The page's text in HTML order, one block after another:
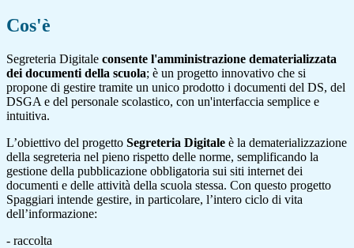
Cos'è
Segreteria Digitale consente l'amministrazione dematerializzata
dei documenti della scuola; è un progetto innovativo che si
propone di gestire tramite un unico prodotto i documenti del DS, del
DSGA e del personale scolastico, con un'interfaccia semplice e
intuitiva.
L’obiettivo del progetto Segreteria Digitale è la dematerializzazione
della segreteria nel pieno rispetto delle norme, semplificando la
gestione della pubblicazione obbligatoria sui siti internet dei
documenti e delle attività della scuola stessa. Con questo progetto
Spaggiari intende gestire, in particolare, l’intero ciclo di vita
dell’informazione:
- raccolta